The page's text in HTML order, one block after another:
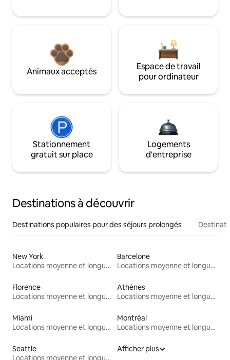
Animaux acceptés
Espace de travail
pour ordinateur
Stationnement
gratuit sur place
Logements
d'entreprise
Destinations à découvrir
Destinations populaires pour des séjours prolongés
New York
Locations moyenne et longue durée
Barcelone
Locations moyenne et longue durée
Florence
Locations moyenne et longue durée
Athènes
Locations moyenne et longue durée
Miami
Locations moyenne et longue durée
Montréal
Locations moyenne et longue durée
Seattle
Locations moyenne et longue durée
Afficher plus